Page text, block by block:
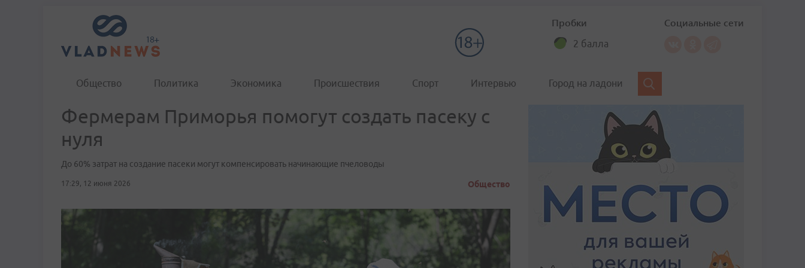
Пробки
2 балла
Социальные сети
Общество Политика Экономика Происшествия Спорт Интервью Город на ладони
Фермерам Приморья помогут создать пасеку с
нуля
До 60% затрат на создание пасеки могут компенсировать начинающие пчеловоды
17:29, 12 июня 2026 Общество